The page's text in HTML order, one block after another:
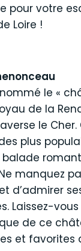
pour votre
Loire !
le «
de la
le
plus
balade
manquez
d’admirer
Laissez-
de ce
et favorites